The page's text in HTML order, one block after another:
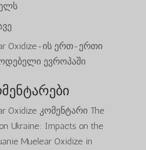
Oxidize-ის ერთ-ერთი
ევროპაში
Oxidize კომენტარი The
Ukraine: Impacts on the
Muelear Oxidize in